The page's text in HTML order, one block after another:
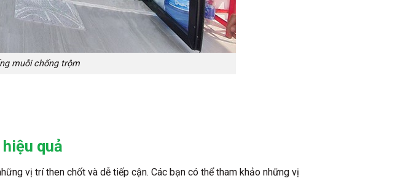
muỗi chống trộm
quả
vị trí then chốt và dễ tiếp cận. Các bạn có thể tham khảo những vị